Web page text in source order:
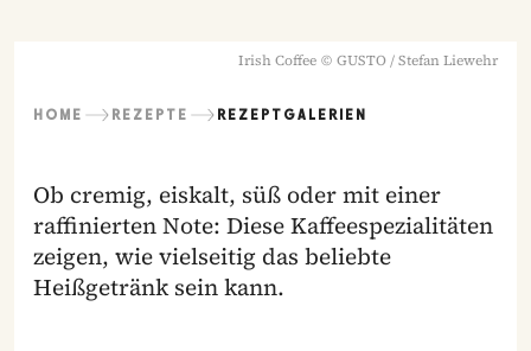
Irish Coffee © GUSTO / Stefan Liewehr
HOME REZEPTE REZEPTGALERIEN
Ob cremig, eiskalt, süß oder mit einer
raffinierten Note: Diese Kaffeespezialitäten
zeigen, wie vielseitig das beliebte
Heißgetränk sein kann.